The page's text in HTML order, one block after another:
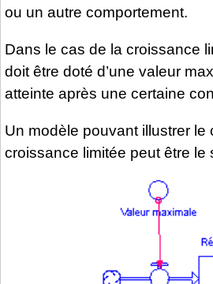
ou un autre comportement.
Dans le cas de la croissance
doit être doté d’une valeur
atteinte après une certaine
Un modèle pouvant illustrer le
croissance limitée peut être le